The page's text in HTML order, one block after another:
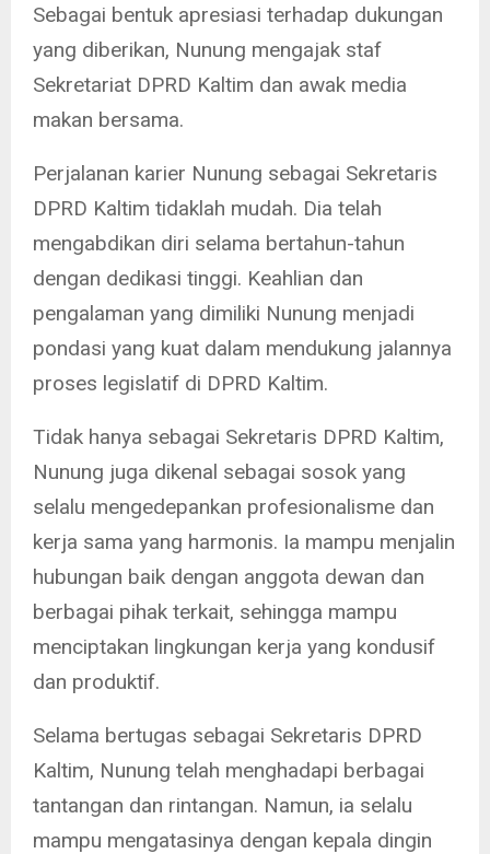
Sebagai bentuk apresiasi terhadap dukungan
yang diberikan, Nunung mengajak staf
Sekretariat DPRD Kaltim dan awak media
makan bersama.
Perjalanan karier Nunung sebagai Sekretaris
DPRD Kaltim tidaklah mudah. Dia telah
mengabdikan diri selama bertahun-tahun
dengan dedikasi tinggi. Keahlian dan
pengalaman yang dimiliki Nunung menjadi
pondasi yang kuat dalam mendukung jalannya
proses legislatif di DPRD Kaltim.
Tidak hanya sebagai Sekretaris DPRD Kaltim,
Nunung juga dikenal sebagai sosok yang
selalu mengedepankan profesionalisme dan
kerja sama yang harmonis. Ia mampu menjalin
hubungan baik dengan anggota dewan dan
berbagai pihak terkait, sehingga mampu
menciptakan lingkungan kerja yang kondusif
dan produktif.
Selama bertugas sebagai Sekretaris DPRD
Kaltim, Nunung telah menghadapi berbagai
tantangan dan rintangan. Namun, ia selalu
mampu mengatasinya dengan kepala dingin